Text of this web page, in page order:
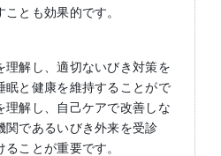
とも効果的です。
理解し、適切ないびき対策を
眠と健康を維持することがで
理解し、自己ケアで改善しな
関であるいびき外来を受診
ことが重要です。